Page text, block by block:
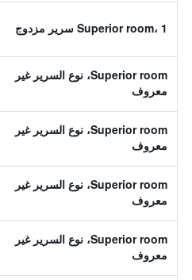
Superior room، 1 سرير مزدوج
Superior room، نوع السرير غير
معروف
Superior room، نوع السرير غير
معروف
Superior room، نوع السرير غير
معروف
Superior room، نوع السرير غير
معروف